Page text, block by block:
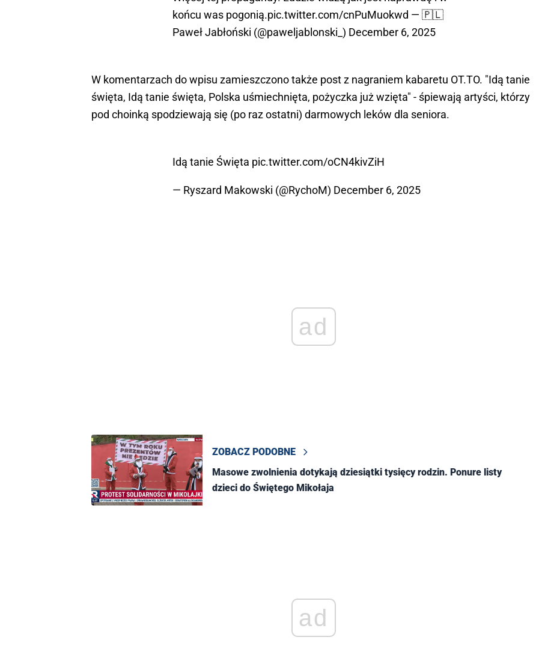
końcu was pogonią.pic.twitter.com/cnPuMuokwd — 🇵🇱
Paweł Jabłoński (@paweljablonski_) December 6, 2025
W komentarzach do wpisu zamieszczono także post z nagraniem kabaretu OT.TO. "Idą tanie
święta, Idą tanie święta, Polska uśmiechnięta, pożyczka już wzięta" - śpiewają artyści, którzy
pod choinką spodziewają się (po raz ostatni) darmowych leków dla seniora.
Idą tanie Święta pic.twitter.com/oCN4kivZiH
— Ryszard Makowski (@RychoM) December 6, 2025
ad
ZOBACZ PODOBNE
Masowe zwolnienia dotykają dziesiątki tysięcy rodzin. Ponure listy
dzieci do Świętego Mikołaja
ad